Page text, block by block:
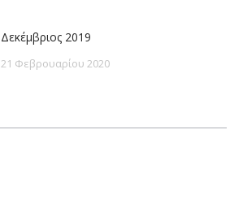
Δεκέμβριος 2019
21 Φεβρουαρίου 2020